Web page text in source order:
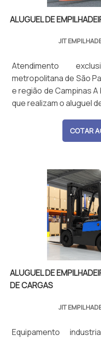
ALUGUEL DE
JIT
Atendimento
metropolitana de São
e região de Campinas
que realizam o aluguel
COTAR
ALUGUEL DE
DE CARGAS
JIT
Equipamento